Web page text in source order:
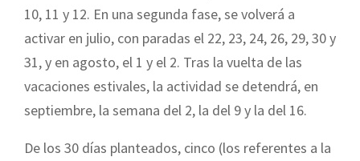
10, 11 y 12. En una segunda fase, se volverá a
activar en julio, con paradas el 22, 23, 24, 26, 29, 30 y
31, y en agosto, el 1 y el 2. Tras la vuelta de las
vacaciones estivales, la actividad se detendrá, en
septiembre, la semana del 2, la del 9 y la del 16.
De los 30 días planteados, cinco (los referentes a la